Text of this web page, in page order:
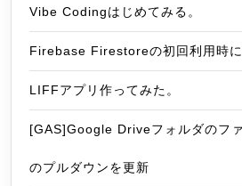
Vibe Codingはじめてみる。
Firebase Firestoreの初回利用時
LIFFアプリ作ってみた。
[GAS]Google Driveフォルダのフ
のプルダウンを更新